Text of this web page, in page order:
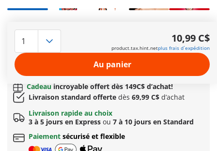
super-héros "Rena Rouge". Inclus : une bague ornée d'un
charmant pendentif.
Autres informations
Options de livraison rapide : 3 à 5 jours avec Express
ou 7 à 10 jours avec Standard
Cadeau incroyable offert dès 149C$ d’achat!
Livraison standard offerte dès 69,99 C$ d’achat
Livraison rapide au choix
3 à 5 jours en Express ou 7 à 10 jours en Standard
Paiement sécurisé et flexible
10,99 C$
product.tax.hint.netplus frais d´expédition
Au panier